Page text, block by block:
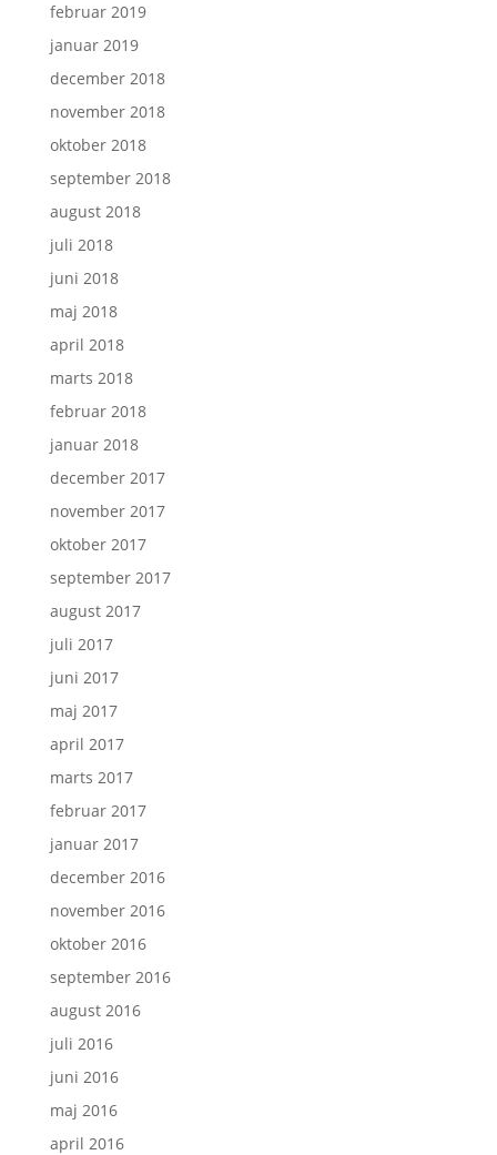
februar 2019
januar 2019
december 2018
november 2018
oktober 2018
september 2018
august 2018
juli 2018
juni 2018
maj 2018
april 2018
marts 2018
februar 2018
januar 2018
december 2017
november 2017
oktober 2017
september 2017
august 2017
juli 2017
juni 2017
maj 2017
april 2017
marts 2017
februar 2017
januar 2017
december 2016
november 2016
oktober 2016
september 2016
august 2016
juli 2016
juni 2016
maj 2016
april 2016